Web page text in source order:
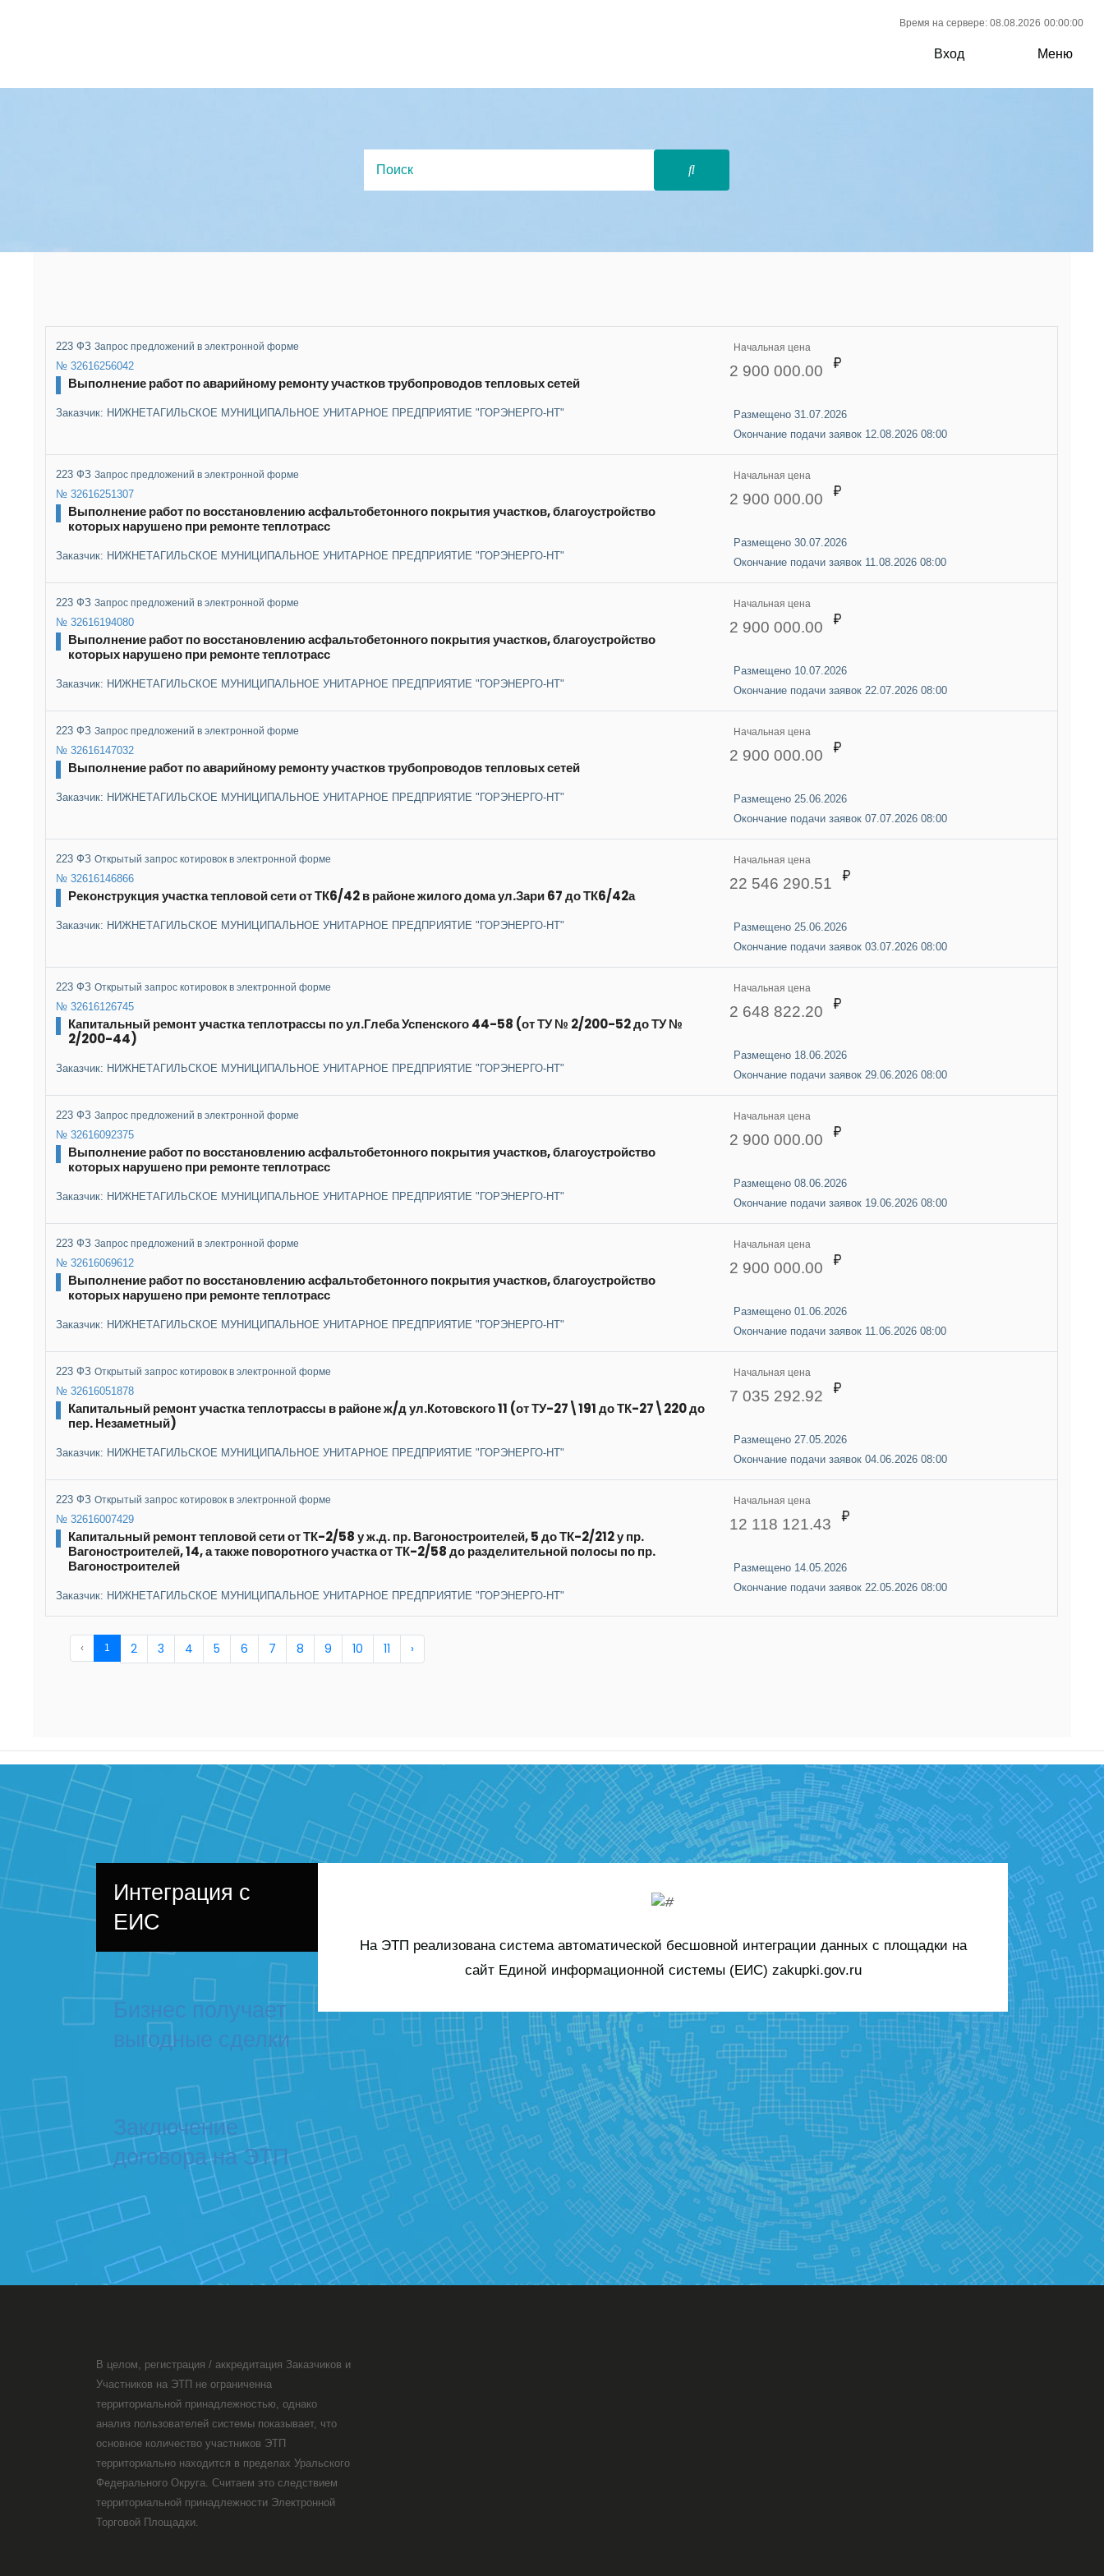
Время на сервере: 08.08.2026 00:00:00
Вход Меню
223 ФЗЗапрос предложений в электронной форме
№ 32616256042
Выполнение работ по аварийному ремонту участков трубопроводов тепловых сетей
Заказчик: НИЖНЕТАГИЛЬСКОЕ МУНИЦИПАЛЬНОЕ УНИТАРНОЕ ПРЕДПРИЯТИЕ "ГОРЭНЕРГО-НТ"
Начальная цена
2 900 000.00
Размещено 31.07.2026
Окончание подачи заявок 12.08.2026 08:00
223 ФЗЗапрос предложений в электронной форме
№ 32616251307
Выполнение работ по восстановлению асфальтобетонного покрытия участков, благоустройство
которых нарушено при ремонте теплотрасс
Заказчик: НИЖНЕТАГИЛЬСКОЕ МУНИЦИПАЛЬНОЕ УНИТАРНОЕ ПРЕДПРИЯТИЕ "ГОРЭНЕРГО-НТ"
Начальная цена
2 900 000.00
Размещено 30.07.2026
Окончание подачи заявок 11.08.2026 08:00
223 ФЗЗапрос предложений в электронной форме
№ 32616194080
Выполнение работ по восстановлению асфальтобетонного покрытия участков, благоустройство
которых нарушено при ремонте теплотрасс
Заказчик: НИЖНЕТАГИЛЬСКОЕ МУНИЦИПАЛЬНОЕ УНИТАРНОЕ ПРЕДПРИЯТИЕ "ГОРЭНЕРГО-НТ"
Начальная цена
2 900 000.00
Размещено 10.07.2026
Окончание подачи заявок 22.07.2026 08:00
223 ФЗЗапрос предложений в электронной форме
№ 32616147032
Выполнение работ по аварийному ремонту участков трубопроводов тепловых сетей
Заказчик: НИЖНЕТАГИЛЬСКОЕ МУНИЦИПАЛЬНОЕ УНИТАРНОЕ ПРЕДПРИЯТИЕ "ГОРЭНЕРГО-НТ"
Начальная цена
2 900 000.00
Размещено 25.06.2026
Окончание подачи заявок 07.07.2026 08:00
223 ФЗОткрытый запрос котировок в электронной форме
№ 32616146866
Реконструкция участка тепловой сети от ТК6/42 в районе жилого дома ул.Зари 67 до ТК6/42а
Заказчик: НИЖНЕТАГИЛЬСКОЕ МУНИЦИПАЛЬНОЕ УНИТАРНОЕ ПРЕДПРИЯТИЕ "ГОРЭНЕРГО-НТ"
Начальная цена
22 546 290.51
Размещено 25.06.2026
Окончание подачи заявок 03.07.2026 08:00
223 ФЗОткрытый запрос котировок в электронной форме
№ 32616126745
Капитальный ремонт участка теплотрассы по ул.Глеба Успенского 44-58 (от ТУ № 2/200-52 до ТУ №
2/200-44)
Заказчик: НИЖНЕТАГИЛЬСКОЕ МУНИЦИПАЛЬНОЕ УНИТАРНОЕ ПРЕДПРИЯТИЕ "ГОРЭНЕРГО-НТ"
Начальная цена
2 648 822.20
Размещено 18.06.2026
Окончание подачи заявок 29.06.2026 08:00
223 ФЗЗапрос предложений в электронной форме
№ 32616092375
Выполнение работ по восстановлению асфальтобетонного покрытия участков, благоустройство
которых нарушено при ремонте теплотрасс
Заказчик: НИЖНЕТАГИЛЬСКОЕ МУНИЦИПАЛЬНОЕ УНИТАРНОЕ ПРЕДПРИЯТИЕ "ГОРЭНЕРГО-НТ"
Начальная цена
2 900 000.00
Размещено 08.06.2026
Окончание подачи заявок 19.06.2026 08:00
223 ФЗЗапрос предложений в электронной форме
№ 32616069612
Выполнение работ по восстановлению асфальтобетонного покрытия участков, благоустройство
которых нарушено при ремонте теплотрасс
Заказчик: НИЖНЕТАГИЛЬСКОЕ МУНИЦИПАЛЬНОЕ УНИТАРНОЕ ПРЕДПРИЯТИЕ "ГОРЭНЕРГО-НТ"
Начальная цена
2 900 000.00
Размещено 01.06.2026
Окончание подачи заявок 11.06.2026 08:00
223 ФЗОткрытый запрос котировок в электронной форме
№ 32616051878
Капитальный ремонт участка теплотрассы в районе ж/д ул.Котовского 11 (от ТУ-27\191 до ТК-27\220 до
пер. Незаметный)
Заказчик: НИЖНЕТАГИЛЬСКОЕ МУНИЦИПАЛЬНОЕ УНИТАРНОЕ ПРЕДПРИЯТИЕ "ГОРЭНЕРГО-НТ"
Начальная цена
7 035 292.92
Размещено 27.05.2026
Окончание подачи заявок 04.06.2026 08:00
223 ФЗОткрытый запрос котировок в электронной форме
№ 32616007429
Капитальный ремонт тепловой сети от ТК-2/58 у ж.д. пр. Вагоностроителей, 5 до ТК-2/212 у пр.
Вагоностроителей, 14, а также поворотного участка от ТК-2/58 до разделительной полосы по пр.
Вагоностроителей
Заказчик: НИЖНЕТАГИЛЬСКОЕ МУНИЦИПАЛЬНОЕ УНИТАРНОЕ ПРЕДПРИЯТИЕ "ГОРЭНЕРГО-НТ"
Начальная цена
12 118 121.43
Размещено 14.05.2026
Окончание подачи заявок 22.05.2026 08:00
‹ 1 2 3 4 5 6 7 8 9 10 11 ›
Интеграция с
ЕИС
Бизнес получает
выгодные сделки
Заключение
договора на ЭТП
На ЭТП реализована система автоматической бесшовной интеграции данных с площадки на
сайт Единой информационной системы (ЕИС) zakupki.gov.ru
В целом, регистрация / аккредитация Заказчиков и
Участников на ЭТП не ограниченна
территориальной принадлежностью, однако
анализ пользователей системы показывает, что
основное количество участников ЭТП
территориально находится в пределах Уральского
Федерального Округа. Считаем это следствием
территориальной принадлежности Электронной
Торговой Площадки.